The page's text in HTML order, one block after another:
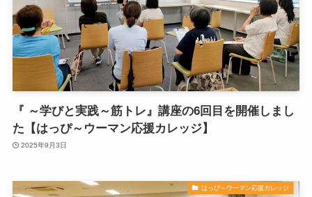
『 ～学びと実践～筋トレ』講座の6回目を開催しまし
た【はっぴ～ウーマン応援カレッジ】
2025年9月3日
はっぴ～ウーマン応援カレッジ